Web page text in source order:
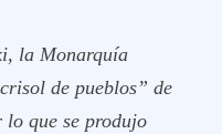
la Monarquía
de pueblos” de
lo que se produjo